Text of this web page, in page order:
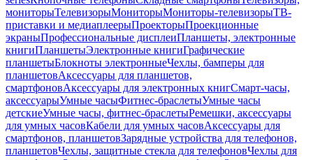
мониторыТелевизорыМониторыМониторы-телевизорыТВ-
приставки и медиаплеерыПроекторыПроекционные
экраныПрофессиональные дисплеиПланшеты, электронные
книгиПланшетыЭлектронные книгиГрафические
планшетыБлокноты электронныеЧехлы, бамперы для
планшетовАксессуары для планшетов,
смартфоновАксессуары для электронных книгСмарт-часы,
аксессуарыУмные часыФитнес-браслетыУмные часы
детскиеУмные часы, фитнес-браслетыРемешки, аксессуары
для умных часовКабели для умных часовАксессуары для
смартфонов, планшетовЗарядные устройства для телефонов,
планшетовЧехлы, защитные стекла для телефоновЧехлы для